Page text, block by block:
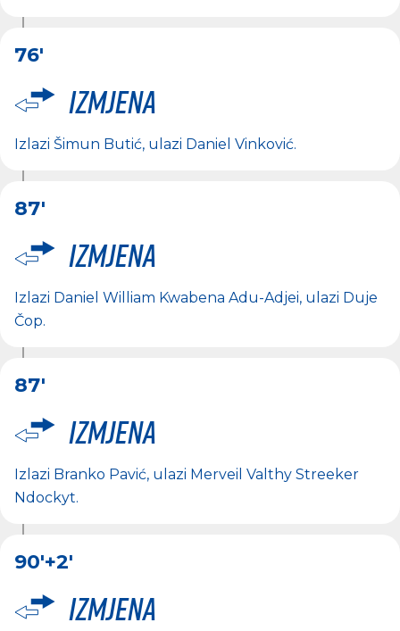
76'
Izmjena
Izlazi Šimun Butić, ulazi Daniel Vinković.
87'
Izmjena
Izlazi Daniel William Kwabena Adu-Adjei, ulazi Duje
Čop.
87'
Izmjena
Izlazi Branko Pavić, ulazi Merveil Valthy Streeker
Ndockyt.
90'+2'
Izmjena